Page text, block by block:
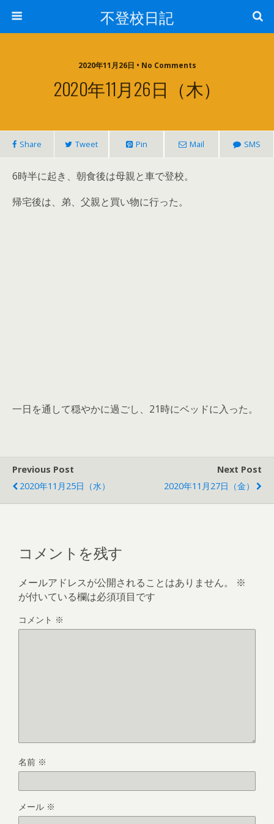
不登校日記
2020年11月26日 • No Comments
2020年11月26日（木）
Share Tweet Pin Mail SMS
6時半に起き、朝食後は母親と車で登校。
帰宅後は、弟、父親と買い物に行った。
一日を通して穏やかに過ごし、21時にベッドに入った。
Previous Post
2020年11月25日（水）
Next Post
2020年11月27日（金）
コメントを残す
メールアドレスが公開されることはありません。
※
が付いている欄は必須項目です
コメント ※
名前 ※
メール ※